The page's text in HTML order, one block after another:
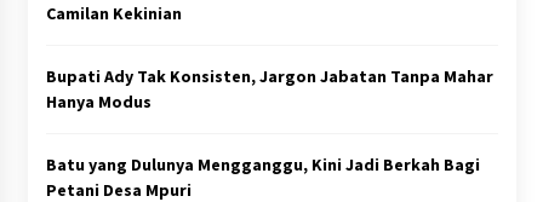
Camilan Kekinian
Bupati Ady Tak Konsisten, Jargon Jabatan Tanpa Mahar
Hanya Modus
Batu yang Dulunya Mengganggu, Kini Jadi Berkah Bagi
Petani Desa Mpuri